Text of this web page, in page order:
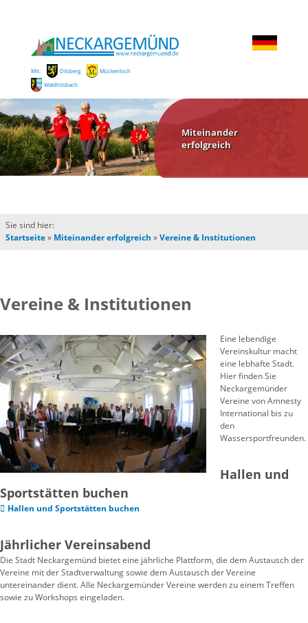
Mit: Dilsberg
Mückenloch
Waldhilsbach
Miteinander
erfolgreich
Sie sind hier:
Startseite» Miteinander erfolgreich »Vereine & Institutionen
Vereine & Institutionen
Eine lebendige
Vereinskultur macht
eine lebhafte Stadt.
Hier finden Sie
Neckargemünder
Vereine von Amnesty
International bis zu
den
Wassersportfreunden.
Hallen und
Sportstätten buchen
Hallen und Sportstätten buchen
Jährlicher Vereinsabend
Die Stadt Neckargemünd bietet eine jährliche Plattform, die dem Austausch der
Vereine mit der Stadtverwaltung sowie dem Austausch der Vereine
untereinander dient. Alle Neckargemünder Vereine werden zu einem Treffen
sowie zu Workshops eingeladen.